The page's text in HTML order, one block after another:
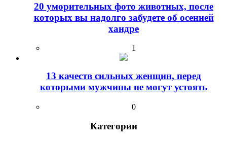
20 уморительных фото животных, после
которых вы надолго забудете об осенней
хандре
1
13 качеств сильных женщин, перед
которыми мужчины не могут устоять
0
Категории